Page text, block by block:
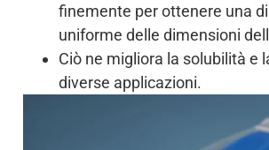
finemente per ottenere una
uniforme delle dimensioni
Ciò ne migliora la solubilità e
diverse applicazioni.